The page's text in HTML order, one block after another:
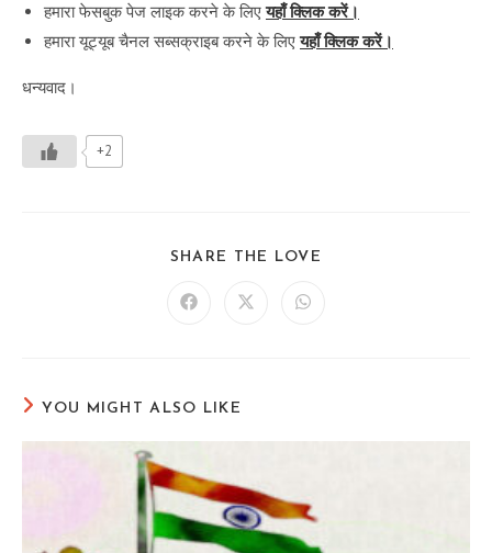
हमारा फेसबुक पेज लाइक करने के लिएयहाँ क्लिक करें।
हमारा यूट्यूब चैनल सब्सक्राइब करने के लिएयहाँ क्लिक करें।
धन्यवाद।
+2
SHARE THE LOVE
Opens Opens Opens
YOU MIGHT ALSO LIKE